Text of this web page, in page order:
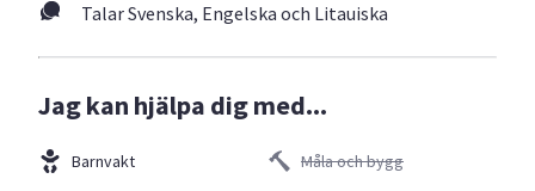
Talar Svenska, Engelska och Litauiska
Jag kan hjälpa dig med...
Barnvakt
Måla och bygg